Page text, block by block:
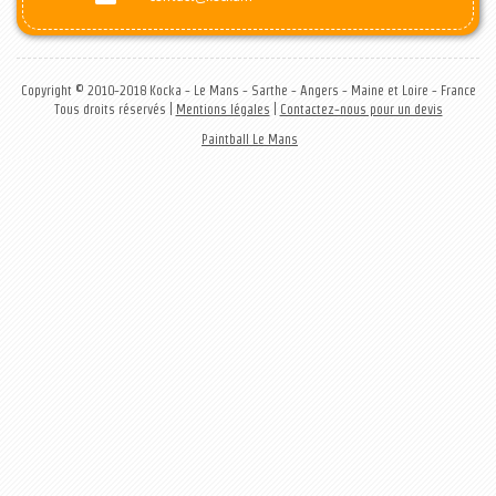
Copyright © 2010-2018 Kocka - Le Mans - Sarthe - Angers - Maine et Loire - France
Tous droits réservés |
Mentions légales Contactez-nous pour un devis
Paintball Le Mans